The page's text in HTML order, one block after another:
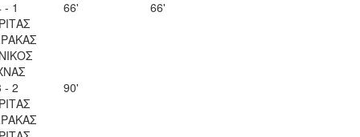
- 1
66' 66'
- 2
90'